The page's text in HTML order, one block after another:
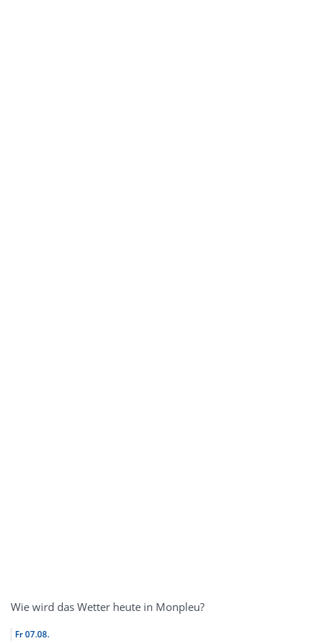
Wie wird das Wetter heute in Monpleu?
Fr07.08.